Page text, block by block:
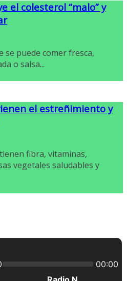
el colesterol “malo” y
se puede comer fresca,
o salsa...
el estreñimiento y
fibra, vitaminas,
vegetales saludables y